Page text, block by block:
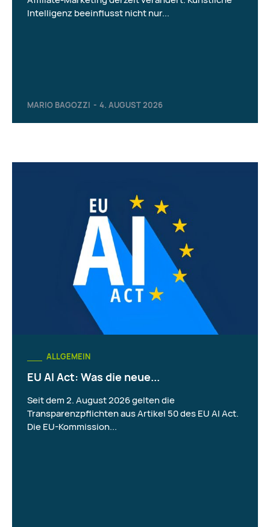
MARIO BAGOZZI - 4. AUGUST 2026
Intelligenz beeinflusst nicht nur...
ALLGEMEIN
EU AI Act: Was die neue...
Seit dem 2. August 2026 gelten die
Transparenzpflichten aus Artikel 50 des EU AI Act.
Die EU-Kommission...